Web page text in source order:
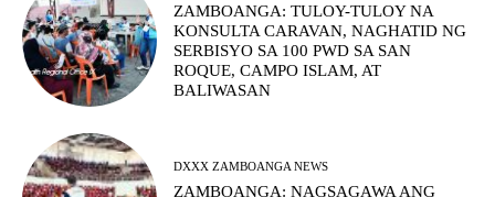
ZAMBOANGA: TULOY-TULOY NA
KONSULTA CARAVAN, NAGHATID NG
SERBISYO SA 100 PWD SA SAN
ROQUE, CAMPO ISLAM, AT
BALIWASAN
DXXX ZAMBOANGA NEWS
ZAMBOANGA: NAGSAGAWA ANG